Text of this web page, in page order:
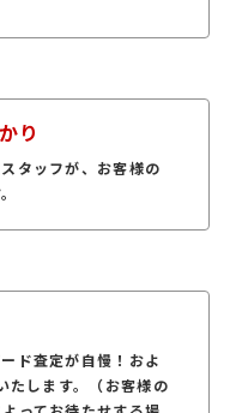
り
タッフが、お客様の
ド査定が自慢！およ
たします。（お客様の